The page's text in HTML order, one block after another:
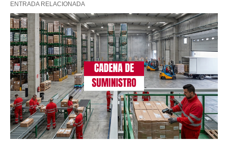
ENTRADA RELACIONADA